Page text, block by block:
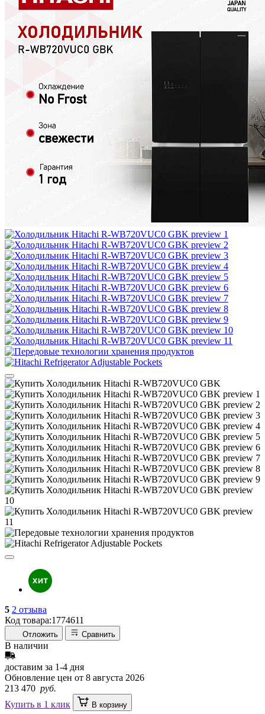
5 2 отзыва
Код товара:1774611
Отложить Сравнить
В наличии
доставим за 1-4 дня
Обновление цен от 8 августа 2026
213 470 руб.
Купить в 1 клик
В корзину